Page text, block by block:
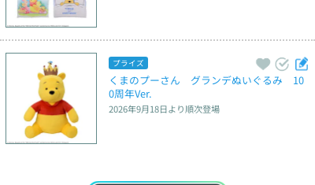
プライズ
くまのプーさん　グランデぬいぐるみ　10
0周年Ver.
2026年9月18日より順次登場